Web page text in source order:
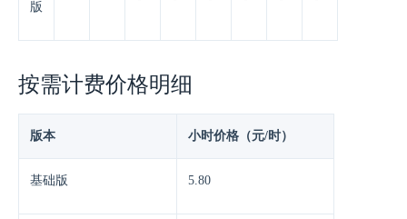
版
按需计费价格明细
版本 小时价格（元/时）
基础版 5.80